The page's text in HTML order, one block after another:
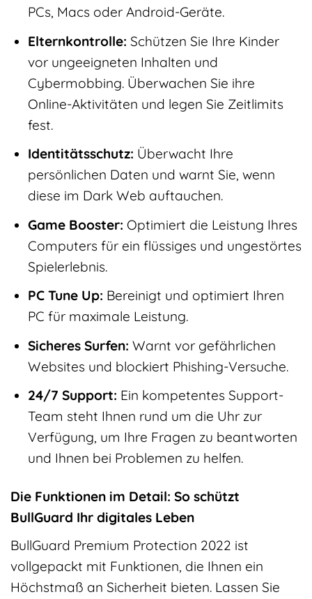
PCs, Macs oder Android-Geräte.
Elternkontrolle: Schützen Sie Ihre Kinder
vor ungeeigneten Inhalten und
Cybermobbing. Überwachen Sie ihre
Online-Aktivitäten und legen Sie Zeitlimits
fest.
Identitätsschutz: Überwacht Ihre
persönlichen Daten und warnt Sie, wenn
diese im Dark Web auftauchen.
Game Booster: Optimiert die Leistung Ihres
Computers für ein flüssiges und ungestörtes
Spielerlebnis.
PC Tune Up: Bereinigt und optimiert Ihren
PC für maximale Leistung.
Sicheres Surfen: Warnt vor gefährlichen
Websites und blockiert Phishing-Versuche.
24/7 Support: Ein kompetentes Support-
Team steht Ihnen rund um die Uhr zur
Verfügung, um Ihre Fragen zu beantworten
und Ihnen bei Problemen zu helfen.
Die Funktionen im Detail: So schützt
BullGuard Ihr digitales Leben
BullGuard Premium Protection 2022 ist
vollgepackt mit Funktionen, die Ihnen ein
Höchstmaß an Sicherheit bieten. Lassen Sie